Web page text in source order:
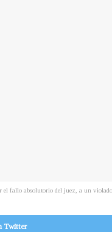
el fallo absolutorio del juez, a un
Twitter